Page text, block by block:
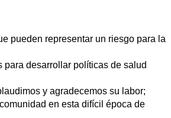
pueden representar un riesgo para la
desarrollar políticas de salud
y agradecemos su labor;
en esta difícil época de